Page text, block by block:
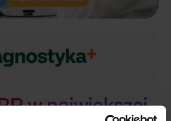
w największej